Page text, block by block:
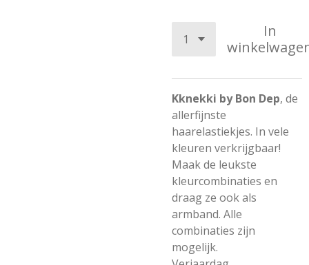
In
Kknekki by Bon Dep, de
allerfijnste
haarelastiekjes. In vele
kleuren verkrijgbaar!
Maak de leukste
kleurcombinaties en
draag ze ook als
armband. Alle
combinaties zijn
mogelijk.